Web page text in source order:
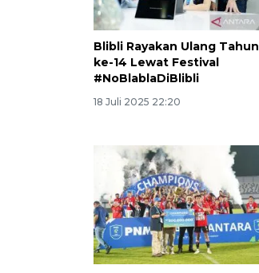
Blibli Rayakan Ulang Tahun
ke-14 Lewat Festival
#NoBlablaDiBlibli
18 Juli 2025 22:20